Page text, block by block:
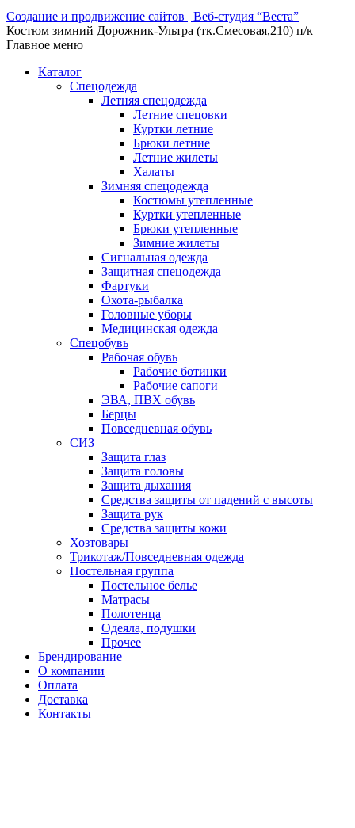
Создание и продвижение сайтов | Веб-студия “Веста”
Костюм зимний Дорожник-Ультра (тк.Смесовая,210) п/к
Главное меню
Каталог
Спецодежда
Летняя спецодежда
Летние спецовки
Куртки летние
Брюки летние
Летние жилеты
Халаты
Зимняя спецодежда
Костюмы утепленные
Куртки утепленные
Брюки утепленные
Зимние жилеты
Сигнальная одежда
Защитная спецодежда
Фартуки
Охота-рыбалка
Головные уборы
Медицинская одежда
Спецобувь
Рабочая обувь
Рабочие ботинки
Рабочие сапоги
ЭВА, ПВХ обувь
Берцы
Повседневная обувь
СИЗ
Защита глаз
Защита головы
Защита дыхания
Средства защиты от падений с высоты
Защита рук
Средства защиты кожи
Хозтовары
Трикотаж/Повседневная одежда
Постельная группа
Постельное белье
Матрасы
Полотенца
Одеяла, подушки
Прочее
Брендирование
О компании
Оплата
Доставка
Контакты